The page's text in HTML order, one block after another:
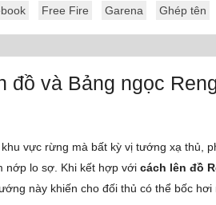
Free Fire Garena Ghép tên
đồ và Bảng ngọc
khu vực rừng mà bất kỳ vị tướng xạ thủ,
nớp lo sợ. Khi kết hợp với cách lên đồ
này khiến cho đối thủ có thể bốc hơi